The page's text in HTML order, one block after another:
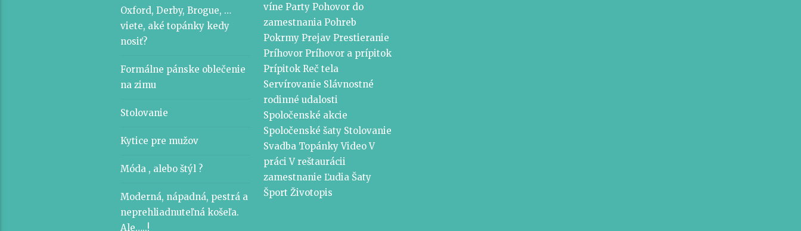
Oxford, Derby, Brogue, …
viete, aké topánky kedy
nosiť?
Formálne pánske oblečenie
na zimu
Stolovanie
Kytice pre mužov
Móda , alebo štýl ?
Moderná, nápadná, pestrá a
neprehliadnuteľná košeľa.
Ale…..!
víne Party Pohovor do
zamestnania Pohreb
Pokrmy Prejav Prestieranie
Príhovor Príhovor a prípitok
Prípitok Reč tela
Servírovanie Slávnostné
rodinné udalosti
Spoločenské akcie
Spoločenské šaty Stolovanie
Svadba Topánky Video V
práci V reštaurácii
zamestnanie Ľudia Šaty
Šport Životopis